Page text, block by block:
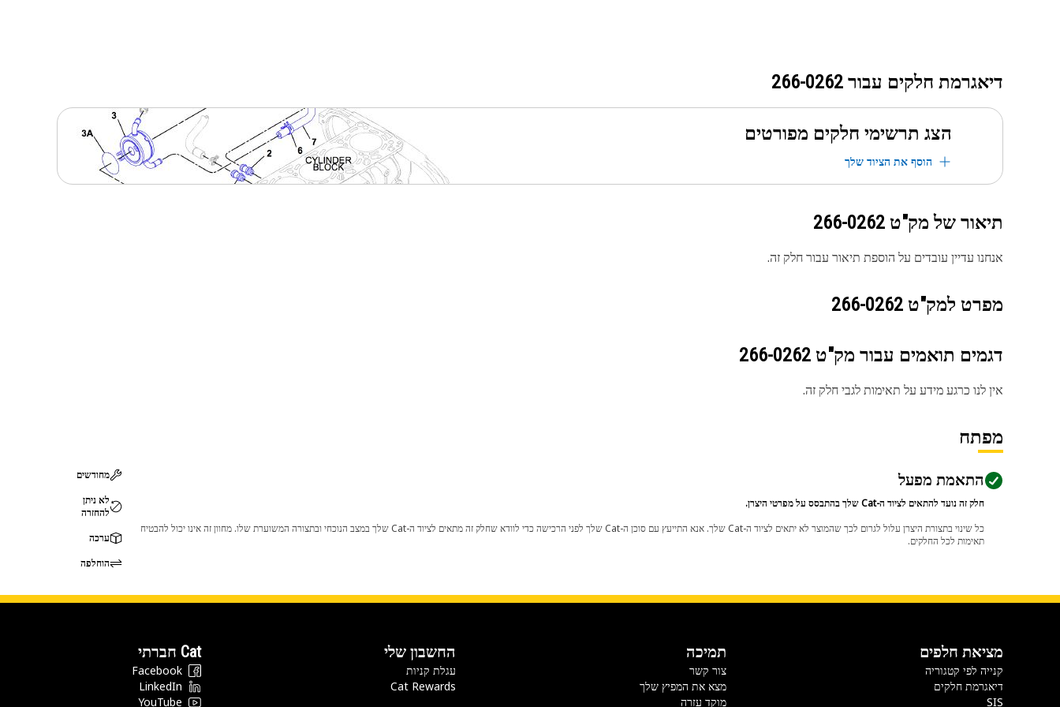
דיאגרמת חלקים עבור 266-0262
הצג תרשימי חלקים מפורטים
הוסף את הציוד שלך
תיאור של מק"ט 266-0262
אנחנו עדיין עובדים על הוספת תיאור עבור חלק זה.
מפרט למק"ט 266-0262
דגמים תואמים עבור מק"ט 266-0262
אין לנו כרגע מידע על תאימות לגבי חלק זה.
מפתח
התאמת מפעל
חלק זה נועד להתאים לציוד ה-Cat שלך בהתבסס על מפרטי היצרן.
כל שינוי בתצורת היצרן עלול לגרום לכך שהמוצר לא יתאים לציוד ה-Cat שלך. אנא התייעץ עם סוכן ה-Cat שלך לפני הרכישה כדי לוודא שחלק זה מתאים לציוד ה-Cat שלך במצב הנוכחי ובתצורה המשוערת שלו. מחוון זה אינו יכול להבטיח
תאימות לכל החלקים.
מחודשים
לא ניתן
להחזרה
ערכה
הוחלפה
מציאת חלפים
קנייה לפי קטגוריה
דיאגרמת חלקים
SIS
תמיכה
צור קשר
מצא את המפיץ שלך
מוקד עזרה
החשבון שלי
עגלת קניות
Cat Rewards
Cat חברתי
Facebook
LinkedIn
YouTube